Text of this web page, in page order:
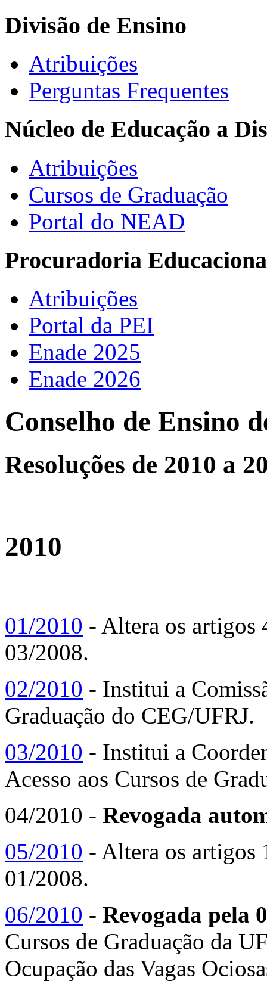
Divisão de Ensino
Atribuições
Perguntas Frequentes
Núcleo de Educação a
Atribuições
Cursos de Graduação
Portal do NEAD
Procuradoria
Atribuições
Portal da PEI
Enade 2025
Enade 2026
Conselho de Ensino
Resoluções de 2010 a
2010
01/2010 - Altera os artigos
03/2008.
02/2010 - Institui a
Graduação do CEG/UFRJ.
03/2010 - Institui a
Acesso aos Cursos de
04/2010 - Revogada
05/2010 - Altera os artigos
01/2008.
06/2010 - Revogada pela
Cursos de Graduação da
Ocupação das Vagas